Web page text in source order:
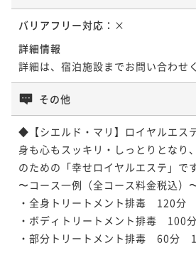
バリアフリー対応： ×
詳細情報
詳細は、宿泊施設までお問い合わせ
その他
◆【シエルド・マリ】ロイヤルエス
身も心もスッキリ・しっとりとなり
のための「幸せロイヤルエステ」です
〜コース一例（全コース料金税込）
・全身トリートメント排毒　120分
・ボディトリートメント排毒　100
・部分トリートメント排毒　60分　